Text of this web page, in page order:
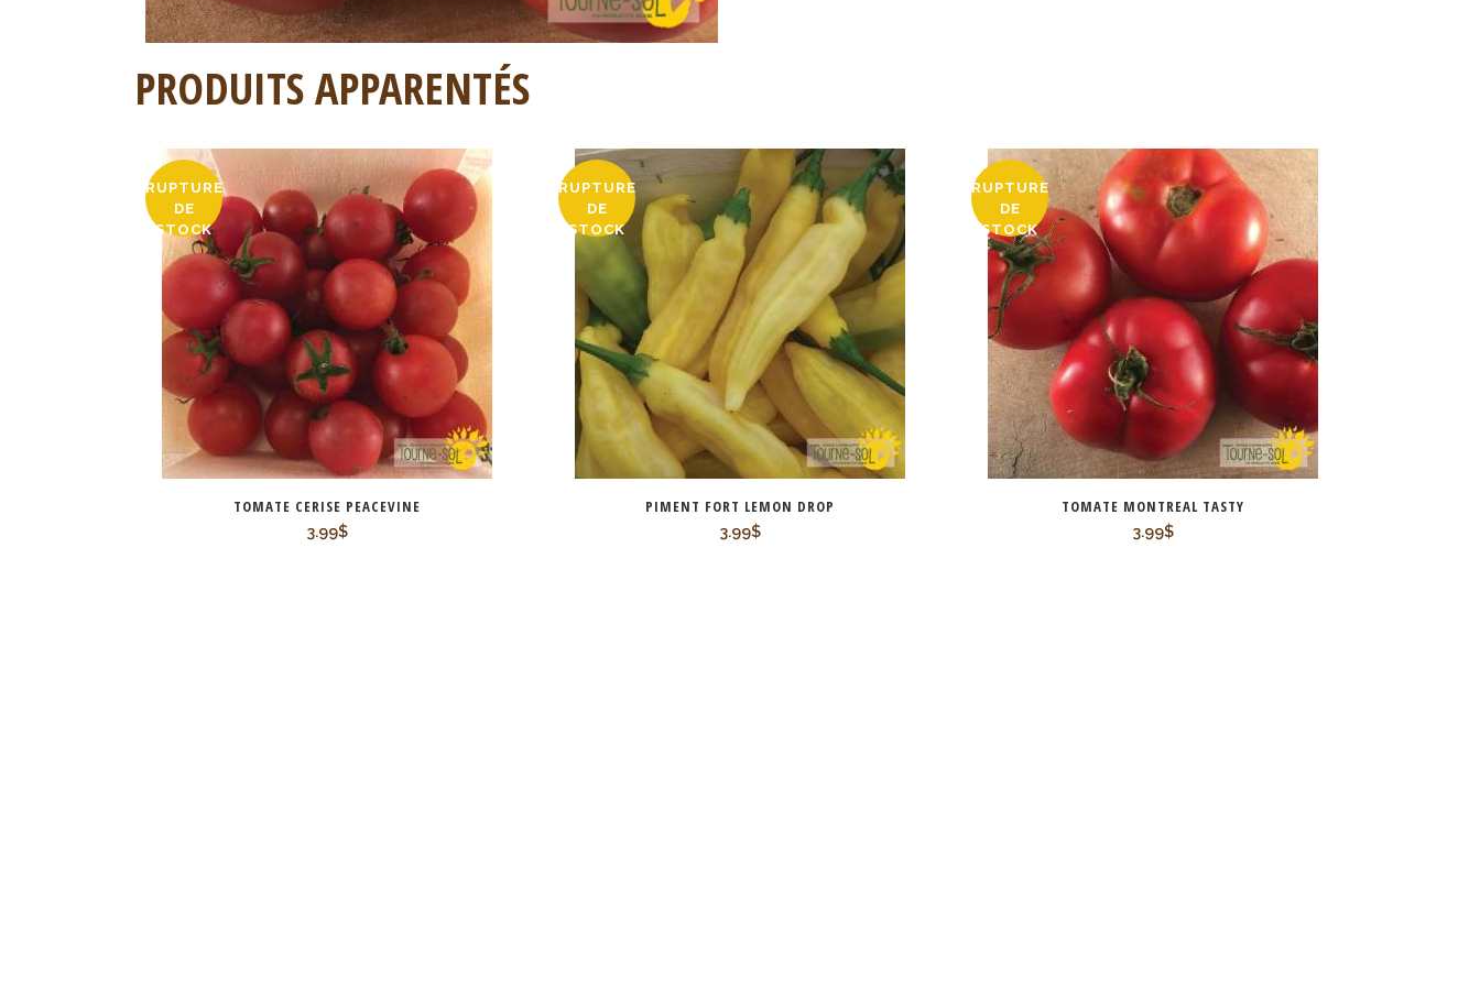
PRODUITS APPARENTÉS
RUPTURE
DE
STOCK
TOMATE CERISE PEACEVINE
3.99$
RUPTURE
DE
STOCK
PIMENT FORT LEMON DROP
3.99$
RUPTURE
DE
STOCK
TOMATE MONTREAL TASTY
3.99$